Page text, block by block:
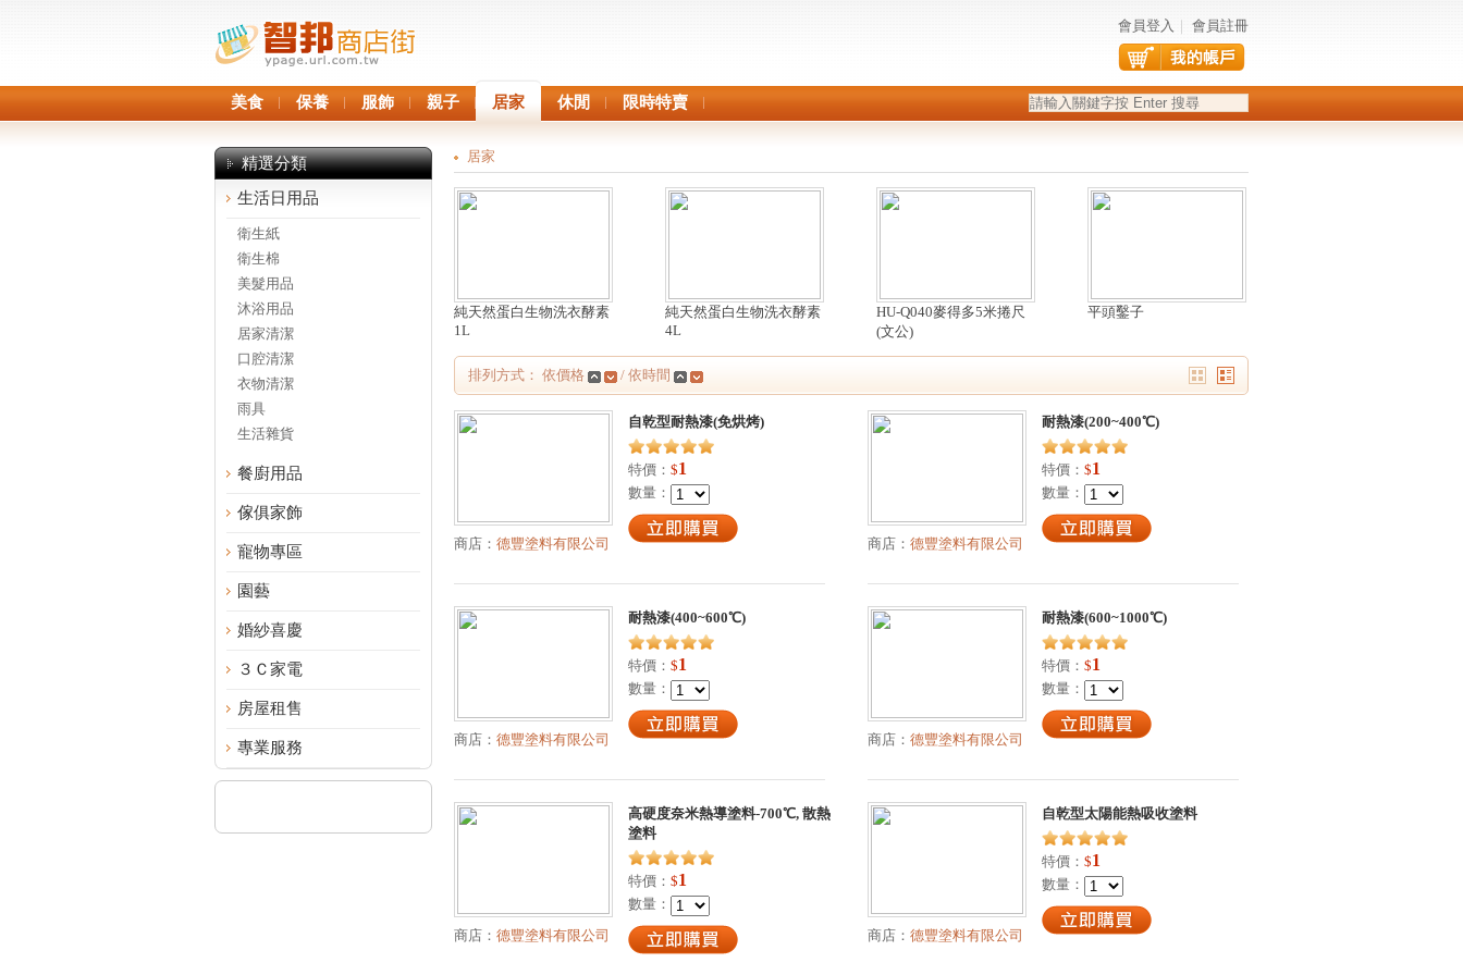
美食 保養 服飾 親子 居家 休閒 限時特賣
會員登入 會員註冊
精選分類
生活日用品
衛生紙
衛生棉
美髮用品
沐浴用品
居家清潔
口腔清潔
衣物清潔
雨具
生活雜貨
餐廚用品
傢俱家飾
寵物專區
園藝
婚紗喜慶
３Ｃ家電
房屋租售
專業服務
居家
純天然蛋白生物洗衣酵素
1L
純天然蛋白生物洗衣酵素
4L
HU-Q040麥得多5米捲尺
(文公)
平頭鑿子
排列方式： 依價格 / 依時間
商店： 德豐塗料有限公司
自乾型耐熱漆(免烘烤)
特價： $1
數量：
商店： 德豐塗料有限公司
耐熱漆(200~400℃)
特價： $1
數量：
商店： 德豐塗料有限公司
耐熱漆(400~600℃)
特價： $1
數量：
商店： 德豐塗料有限公司
耐熱漆(600~1000℃)
特價： $1
數量：
商店： 德豐塗料有限公司
高硬度奈米熱導塗料-700℃, 散熱
塗料
特價： $1
數量：
商店： 德豐塗料有限公司
自乾型太陽能熱吸收塗料
特價： $1
數量：